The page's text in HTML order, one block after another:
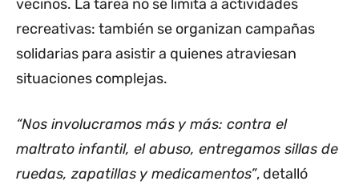
vecinos. La tarea no se limita a actividades
recreativas: también se organizan campañas
solidarias para asistir a quienes atraviesan
situaciones complejas.
“Nos involucramos más y más: contra el
maltrato infantil, el abuso, entregamos sillas de
ruedas, zapatillas y medicamentos”, detalló